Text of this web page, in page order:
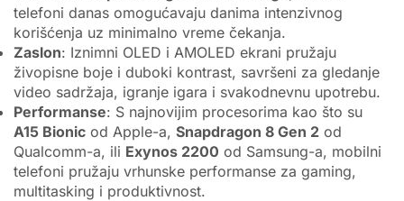
telefoni danas omogućavaju danima intenzivnog
korišćenja uz minimalno vreme čekanja.
Zaslon: Iznimni OLED i AMOLED ekrani pružaju
živopisne boje i duboki kontrast, savršeni za gledanje
video sadržaja, igranje igara i svakodnevnu upotrebu.
Performanse: S najnovijim procesorima kao što su
A15 Bionic od Apple-a, Snapdragon 8 Gen 2 od
Qualcomm-a, ili Exynos 2200 od Samsung-a, mobilni
telefoni pružaju vrhunske performanse za gaming,
multitasking i produktivnost.